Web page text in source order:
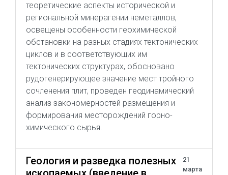
теоретические аспекты исторической и
региональной минерагении неметаллов,
освещены особенности геохимической
обстановки на разных стадиях тектонических
циклов и в соответствующих им
тектонических структурах, обосновано
рудогенерирующее значение мест тройного
сочленения плит, проведен геодинамический
анализ закономерностей размещения и
формирования месторождений горно-
химического сырья.
Геология и разведка полезных
21
марта